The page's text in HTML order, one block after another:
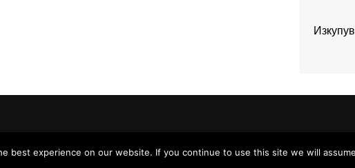
best experience on our website. If you continue to use this site we will